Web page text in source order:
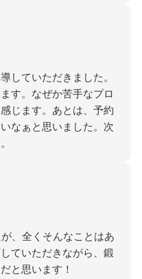
していただきました。
す。なぜか苦手なプロ
じます。あとは、予約
なぁと思いました。次
、全くそんなことはあ
ていただきながら、鍛
と思います！